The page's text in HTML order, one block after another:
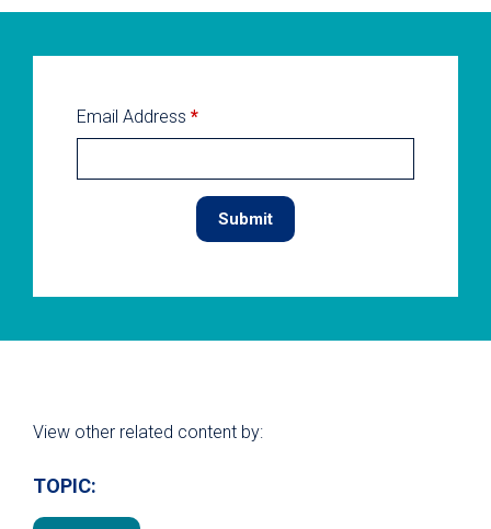
Email Address *
View other related content by:
TOPIC: